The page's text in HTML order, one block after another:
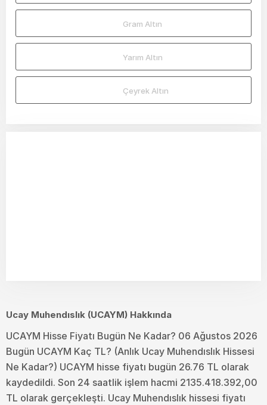
Gram Altın
Yarım Altın
Çeyrek Altın
Ucay Muhendıslık (UCAYM) Hakkında
UCAYM Hisse Fiyatı Bugün Ne Kadar? 06 Ağustos 2026
Bugün UCAYM Kaç TL? (Anlık Ucay Muhendıslık Hissesi
Ne Kadar?) UCAYM hisse fiyatı bugün 26.76 TL olarak
kaydedildi. Son 24 saatlik işlem hacmi 2135.418.392,00
TL olarak gerçekleşti. Ucay Muhendıslık hissesi fiyatı